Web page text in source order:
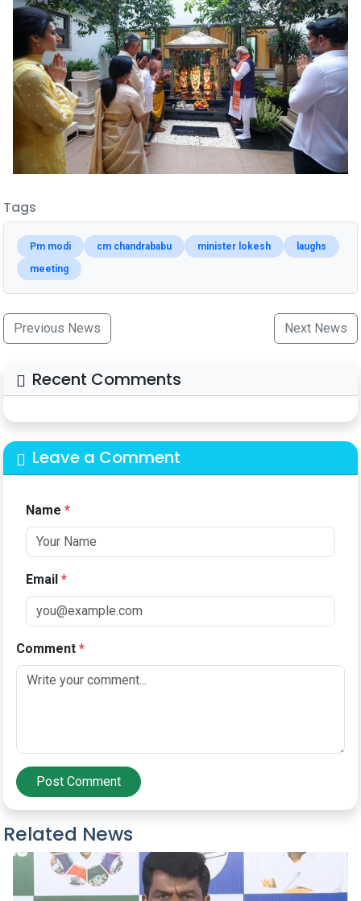
Tags
Pm modi cm chandrababu minister lokesh
laughs
meeting
Previous News Next News
Recent Comments
Leave a Comment
Name *
Email *
Comment *
Post Comment
Related News